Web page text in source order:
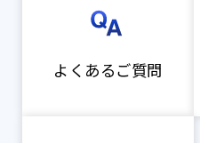
よくあるご質問